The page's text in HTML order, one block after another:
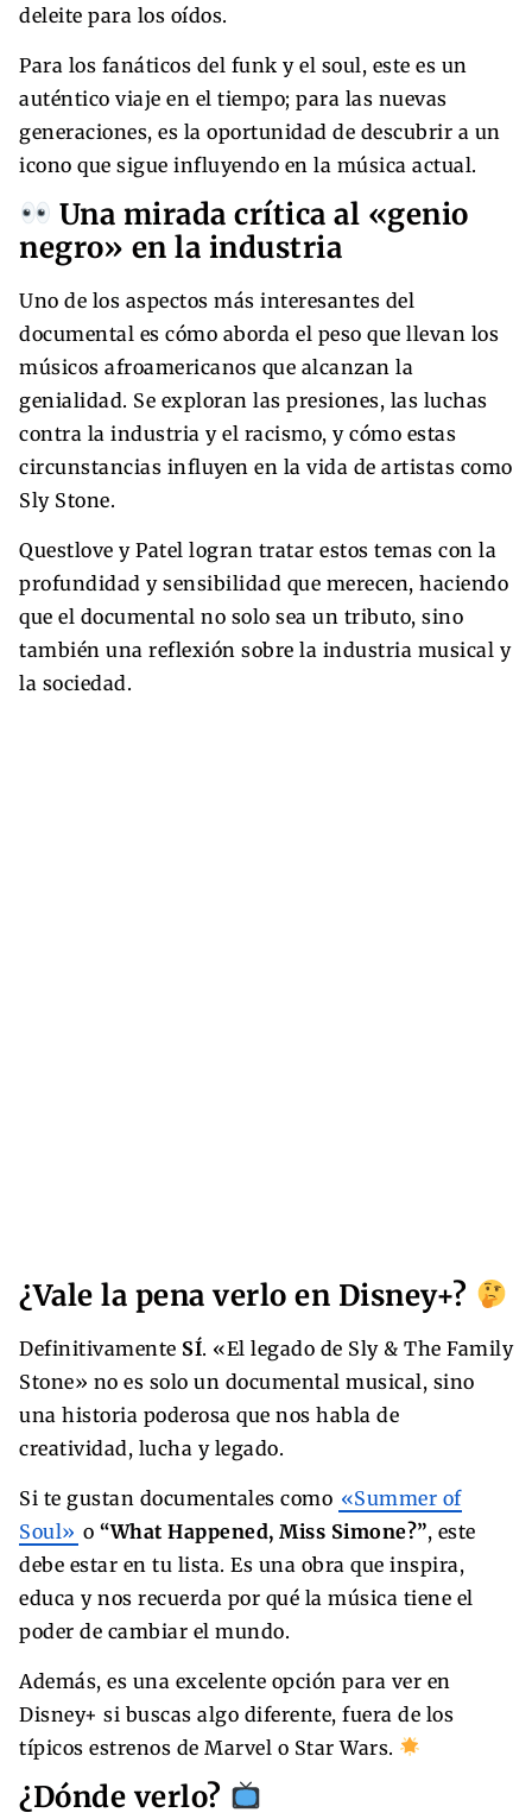
deleite para los oídos.
Para los fanáticos del funk y el soul, este es un
auténtico viaje en el tiempo; para las nuevas
generaciones, es la oportunidad de descubrir a un
icono que sigue influyendo en la música actual.
Una mirada crítica al «genio
negro» en la industria
Uno de los aspectos más interesantes del
documental es cómo aborda el peso que llevan los
músicos afroamericanos que alcanzan la
genialidad. Se exploran las presiones, las luchas
contra la industria y el racismo, y cómo estas
circunstancias influyen en la vida de artistas como
Sly Stone.
Questlove y Patel logran tratar estos temas con la
profundidad y sensibilidad que merecen, haciendo
que el documental no solo sea un tributo, sino
también una reflexión sobre la industria musical y
la sociedad.
¿Vale la pena verlo en Disney+?
Definitivamente SÍ. «El legado de Sly & The Family
Stone» no es solo un documental musical, sino
una historia poderosa que nos habla de
creatividad, lucha y legado.
Si te gustan documentales como «Summer of
Soul» o “What Happened, Miss Simone?”, este
debe estar en tu lista. Es una obra que inspira,
educa y nos recuerda por qué la música tiene el
poder de cambiar el mundo.
Además, es una excelente opción para ver en
Disney+ si buscas algo diferente, fuera de los
típicos estrenos de Marvel o Star Wars.
¿Dónde verlo?